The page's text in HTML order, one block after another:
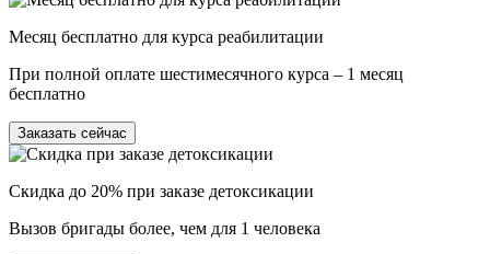
Месяц бесплатно для курса реабилитации
При полной оплате шестимесячного курса – 1 месяц
бесплатно
Заказать сейчас
Скидка до 20% при заказе детоксикации
Вызов бригады более, чем для 1 человека